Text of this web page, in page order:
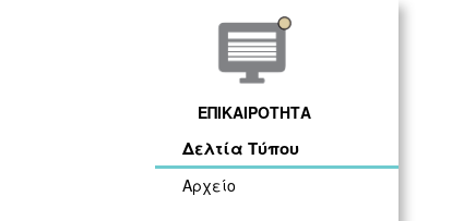
ΕΠΙΚΑΙΡΟΤΗΤΑ
Δελτία Τύπου
Αρχείο